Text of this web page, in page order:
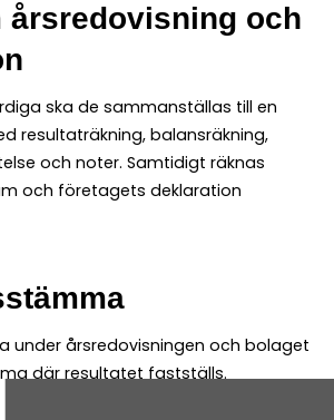
årsredovisning och
ska de sammanställas till en
resultaträkning, balansräkning,
och noter. Samtidigt räknas
och företagets deklaration
under årsredovisningen och bolaget
där resultatet fastställs.